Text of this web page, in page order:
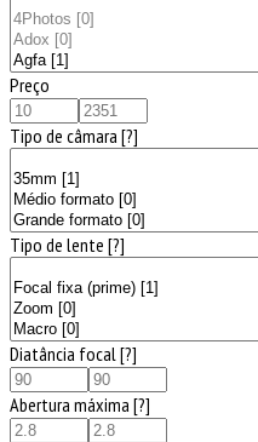
Preço
Tipo de câmara [?]
Tipo de lente [?]
Diatância focal [?]
Abertura máxima [?]